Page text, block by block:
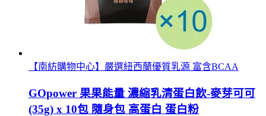
【南紡購物中心】嚴選紐西蘭優質乳源 富含BCAA
GOpower 果果能量 濃縮乳清蛋白飲-麥芽可可
(35g) x 10包 隨身包 高蛋白 蛋白粉